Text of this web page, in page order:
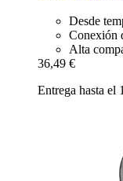
Desde
Conexión
Alta
36,49 €
Entrega hasta el